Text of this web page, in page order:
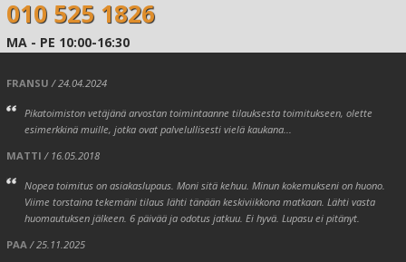
010 525 1826
MA - PE 10:00-16:30
FRANSU / 24.04.2024
Pikatoimiston vetäjänä arvostan toimintaanne tilauksesta toimitukseen, olette
esimerkkinä muille, jotka ovat palvelullisesti vielä kaukana...
MATTI / 16.05.2018
Nopea toimitus on asiakaslupaus. Moni sitä kehuu. Minun kokemukseni on huono.
Viime torstaina tekemäni tilaus lähti tänään keskiviikkona matkaan. Lähti vasta
huomautuksen jälkeen. 6 päivää ja odotus jatkuu. Ei hyvä. Lupasu ei pitänyt.
PAA/ 25.11.2025